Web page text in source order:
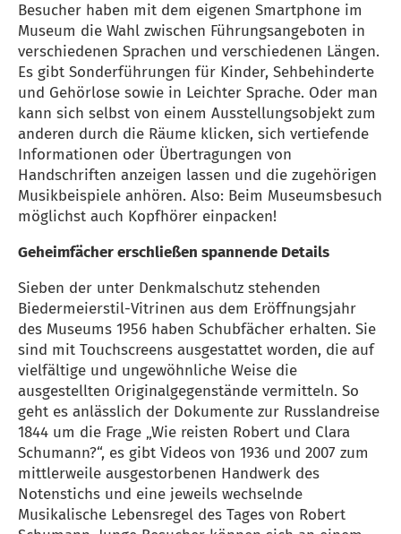
Besucher haben mit dem eigenen Smartphone im
Museum die Wahl zwischen Führungsangeboten in
verschiedenen Sprachen und verschiedenen Längen.
Es gibt Sonderführungen für Kinder, Sehbehinderte
und Gehörlose sowie in Leichter Sprache. Oder man
kann sich selbst von einem Ausstellungsobjekt zum
anderen durch die Räume klicken, sich vertiefende
Informationen oder Übertragungen von
Handschriften anzeigen lassen und die zugehörigen
Musikbeispiele anhören. Also: Beim Museumsbesuch
möglichst auch Kopfhörer einpacken!
Geheimfächer erschließen spannende Details
Sieben der unter Denkmalschutz stehenden
Biedermeierstil-Vitrinen aus dem Eröffnungsjahr
des Museums 1956 haben Schubfächer erhalten. Sie
sind mit Touchscreens ausgestattet worden, die auf
vielfältige und ungewöhnliche Weise die
ausgestellten Originalgegenstände vermitteln. So
geht es anlässlich der Dokumente zur Russlandreise
1844 um die Frage „Wie reisten Robert und Clara
Schumann?“, es gibt Videos von 1936 und 2007 zum
mittlerweile ausgestorbenen Handwerk des
Notenstichs und eine jeweils wechselnde
Musikalische Lebensregel des Tages von Robert